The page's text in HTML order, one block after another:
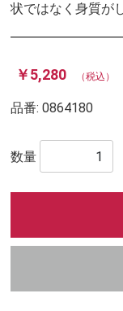
状ではなく身質が
￥5,280 （税込）
品番:0864180
数量